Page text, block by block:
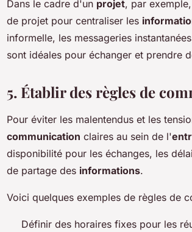
Dans le cadre d'un projet, par
de projet pour centraliser les
informelle, les messageries
sont idéales pour échanger et prendre
5. Établir des règles de
Pour éviter les malentendus et les
communication claires au sein de l'
disponibilité pour les échanges, les
de partage des informations.
Voici quelques exemples de règles de
Définir des horaires fixes pour les